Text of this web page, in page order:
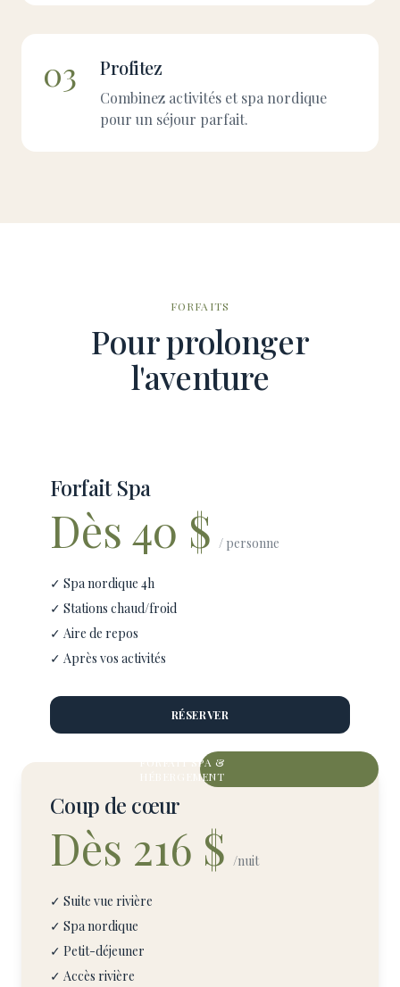
03 Profitez
Combinez activités et spa nordique
pour un séjour parfait.
FORFAITS
Pour prolonger
l'aventure
Forfait Spa
Dès 40 $ / personne
✓ Spa nordique 4h
✓ Stations chaud/froid
✓ Aire de repos
✓ Après vos activités
RÉSERVER
FORFAIT SPA &
HÉBERGEMENT
Coup de cœur
Dès 216 $ /nuit
✓ Suite vue rivière
✓ Spa nordique
✓ Petit-déjeuner
✓ Accès rivière